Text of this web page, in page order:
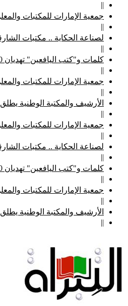
||
جمعية الإمارات للمكتبات
||
لصناعة الحكاية .. مكتبات
||
كلمات و"كتب اليافعين" تهديان 350 كتاباً لأطفال "الإمارات الإنسانية"
||
جمعية الإمارات للمكتبات
||
الأرشيف والمكتبة الوطنية
||
جمعية الإمارات للمكتبات
||
لصناعة الحكاية .. مكتبات
||
كلمات و"كتب اليافعين" تهديان 350 كتاباً لأطفال "الإمارات الإنسانية"
||
جمعية الإمارات للمكتبات
||
الأرشيف والمكتبة الوطنية
||